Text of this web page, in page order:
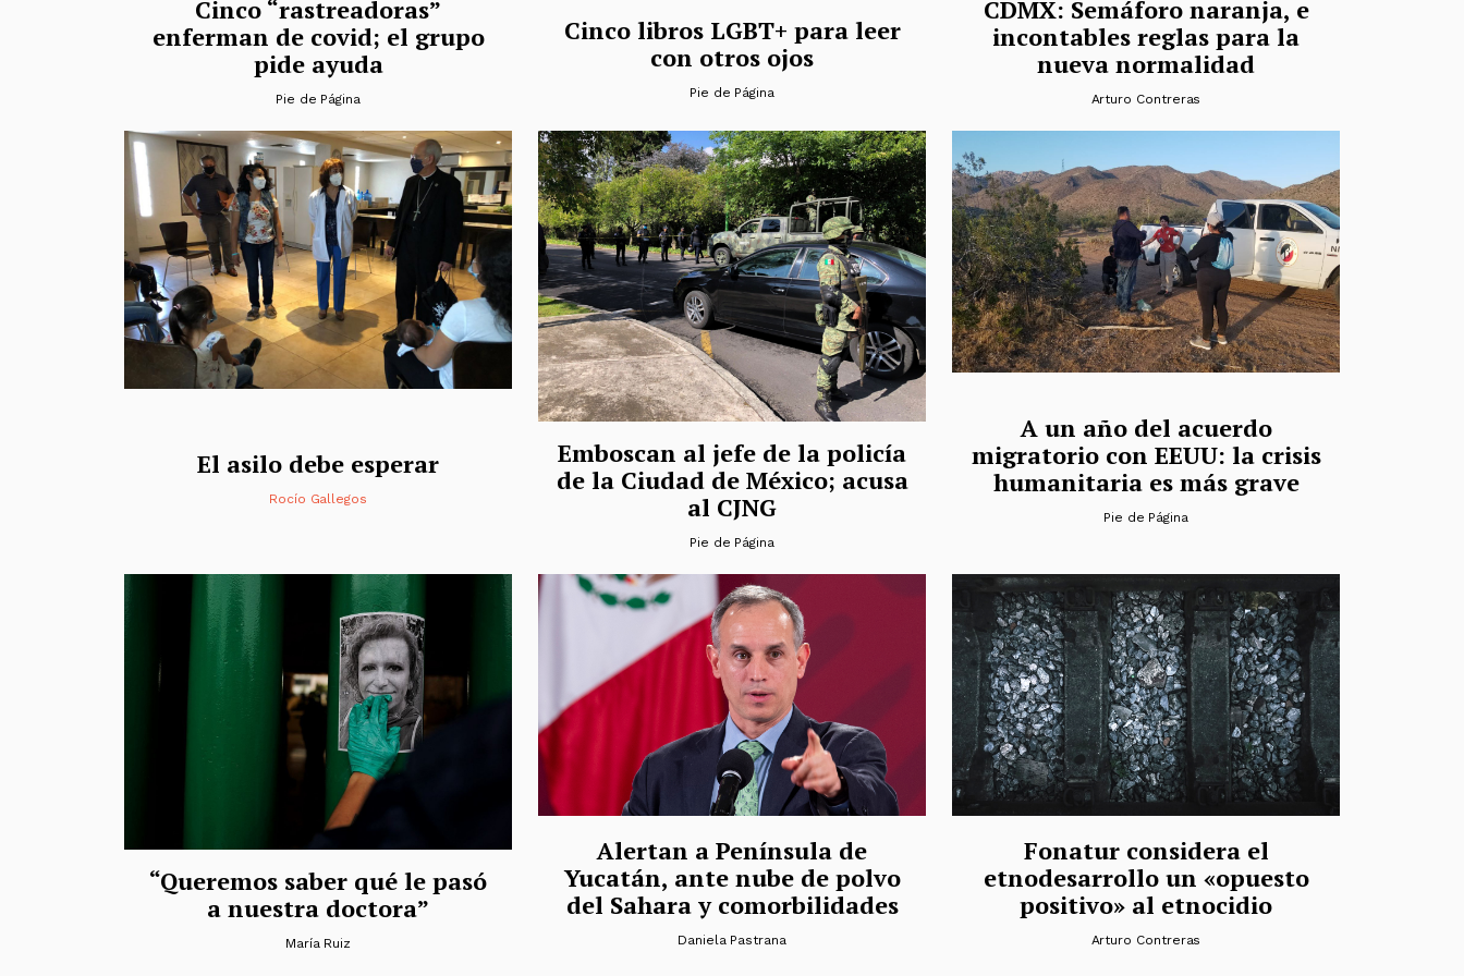
Cinco “rastreadoras”
enferman de covid; el grupo
pide ayuda
Pie de Página
Cinco libros LGBT+ para leer
con otros ojos
Pie de Página
CDMX: Semáforo naranja, e
incontables reglas para la
nueva normalidad
Arturo Contreras
El asilo debe esperar
Rocío Gallegos
Emboscan al jefe de la policía
de la Ciudad de México; acusa
al CJNG
Pie de Página
A un año del acuerdo
migratorio con EEUU: la crisis
humanitaria es más grave
Pie de Página
“Queremos saber qué le pasó
a nuestra doctora”
María Ruiz
Alertan a Península de
Yucatán, ante nube de polvo
del Sahara y comorbilidades
Daniela Pastrana
Fonatur considera el
etnodesarrollo un «opuesto
positivo» al etnocidio
Arturo Contreras